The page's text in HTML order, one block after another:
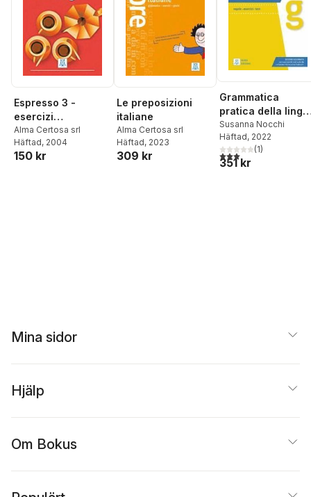
Espresso 3 -
esercizi
supplementari
Alma Certosa srl
Häftad, 2004
150 kr
Le preposizioni
italiane
Alma Certosa srl
Häftad, 2023
309 kr
Grammatica
pratica della
italiana
Susanna Nocchi
Häftad, 2022
3,0utav 5 stjärnor.
(1)
351 kr
Mina sidor
Hjälp
Om Bokus